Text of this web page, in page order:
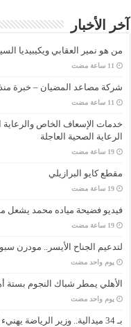
آخر الأخبار
من هو نمير العقابي ويكيبيديا
شركة مصاعد المضيان – خبرة منذ 1980 في حلول المصاعد
خدمات الإسعاف الخاص والرعاية
الرعاية الصحية العاجلة
‏19 ساعة مضت
مقطع كايو البرازيلي
‏19 ساعة مضت
فيديو فضيحة مياده محمد يشعل
‏19 ساعة مضت
لتدعيم الجناح الأيسر.. مودرن
‏يوم واحد مضت
الأهلي يمطر شباك النجوم بستة
‏يوم واحد مضت
بـ 34 ميدالية.. وزير الرياضة يهنيء اتحاد الشطرنج بتصدر البطولة العربية